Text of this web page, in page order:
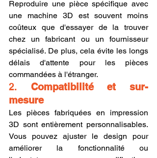
Reproduire une pièce spécifique avec
une machine 3D est souvent moins
coûteux que d'essayer de la trouver
chez un fabricant ou un fournisseur
spécialisé. De plus, cela évite les longs
délais d'attente pour les pièces
commandées à l'étranger.
2. Compatibilité et sur-
mesure
Les pièces fabriquées en impression
3D sont entièrement personnalisables.
Vous pouvez ajuster le design pour
améliorer la fonctionnalité ou